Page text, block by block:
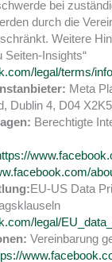
bei
durch die
Weitere
Seiten-Insights“
legal/terms/
Meta
Dublin 4, D04
Berechtigte
EU-US Data
legal/
Vereinbarung